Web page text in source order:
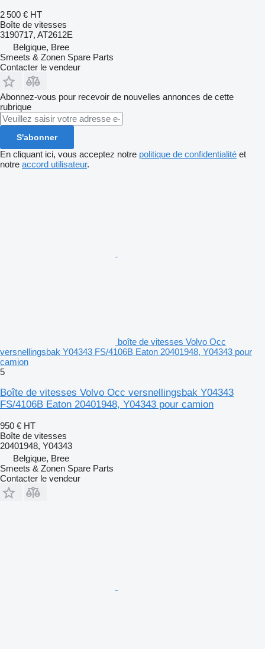
2 500 € HT
Boîte de vitesses
3190717, AT2612E
Belgique, Bree
Smeets & Zonen Spare Parts
Contacter le vendeur
Abonnez-vous pour recevoir de nouvelles annonces de cette
rubrique
S'abonner
En cliquant ici, vous acceptez notre politique de confidentialité et
notre accord utilisateur.
boîte de vitesses Volvo Occ
versnellingsbak Y04343 FS/4106B Eaton 20401948, Y04343 pour
camion
5
Boîte de vitesses Volvo Occ versnellingsbak Y04343
FS/4106B Eaton 20401948, Y04343 pour camion
950 € HT
Boîte de vitesses
20401948, Y04343
Belgique, Bree
Smeets & Zonen Spare Parts
Contacter le vendeur